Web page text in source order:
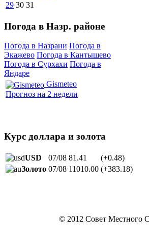
29 30 31
Погода в Назр. районе
Погода в Назрани Погода в
Экажево Погода в Кантышево
Погода в Сурхахи Погода в
Яндаре
Gismeteo
Прогноз на 2 недели
Курс доллара и золота
USD 07/08 81.41
(+0.48)
Золото 07/08 11010.00 (+383.18)
© 2012 Совет Местного